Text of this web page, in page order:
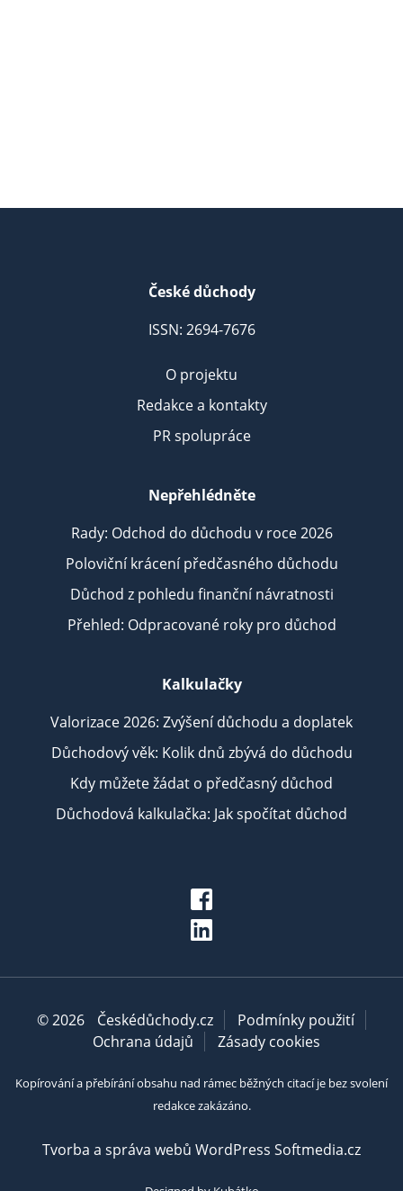
České důchody
ISSN: 2694-7676
O projektu
Redakce a kontakty
PR spolupráce
Nepřehlédněte
Rady: Odchod do důchodu v roce 2026
Poloviční krácení předčasného důchodu
Důchod z pohledu finanční návratnosti
Přehled: Odpracované roky pro důchod
Kalkulačky
Valorizace 2026: Zvýšení důchodu a doplatek
Důchodový věk: Kolik dnů zbývá do důchodu
Kdy můžete žádat o předčasný důchod
Důchodová kalkulačka: Jak spočítat důchod
© 2026 Českédůchody.cz
Podmínky použití
Ochrana údajů
Zásady cookies
Kopírování a přebírání obsahu nad rámec běžných citací je bez svolení
redakce zakázáno.
Tvorba a správa webů WordPress Softmedia.cz